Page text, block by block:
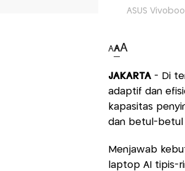
ASUS
AAA
JAKARTA- Di
adaptif dan
kapasitas
dan betul-betul
Menjawab
laptop AI tipis-